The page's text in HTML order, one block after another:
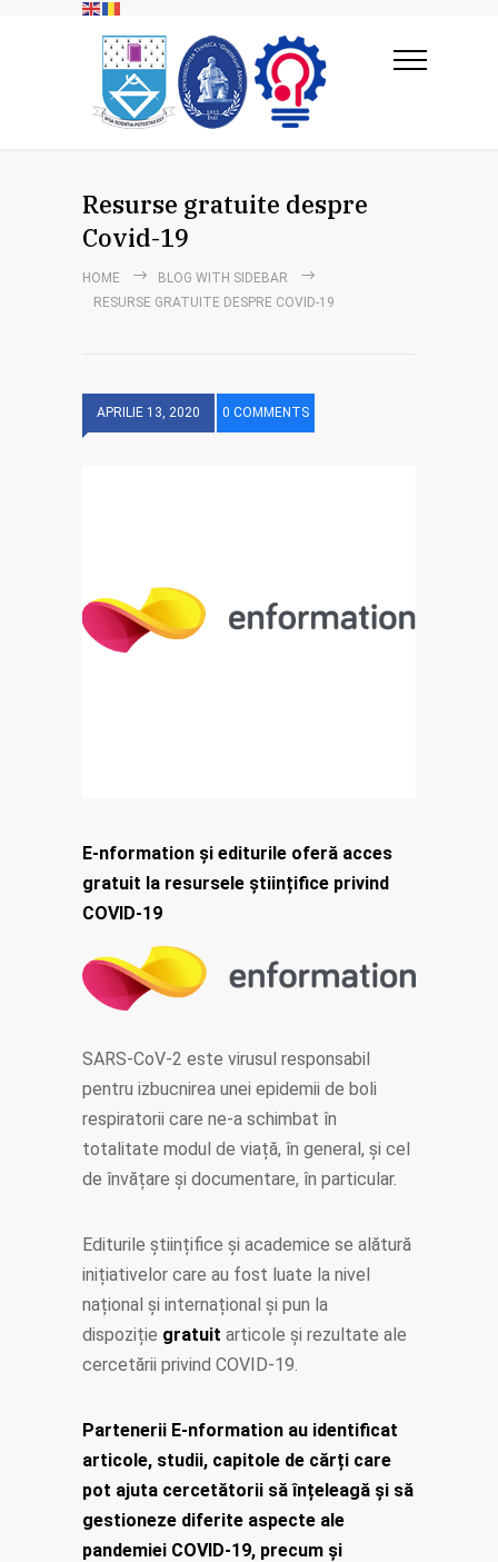
Resurse gratuite despre
Covid-19
HOME
BLOG WITH SIDEBAR
RESURSE GRATUITE DESPRE COVID-19
APRILIE 13, 2020 0 COMMENTS
E-nformation și editurile oferă acces
gratuit la resursele științifice privind
COVID-19
SARS-CoV-2 este virusul responsabil
pentru izbucnirea unei epidemii de boli
respiratorii care ne-a schimbat în
totalitate modul de viață, în general, și cel
de învățare și documentare, în particular.
Editurile științifice și academice se alătură
inițiativelor care au fost luate la nivel
național și internațional și pun la
dispoziție gratuit articole și rezultate ale
cercetării privind COVID-19.
Partenerii E-nformation au identificat
articole, studii, capitole de cărți care
pot ajuta cercetătorii să înțeleagă și să
gestioneze diferite aspecte ale
pandemiei COVID-19, precum și